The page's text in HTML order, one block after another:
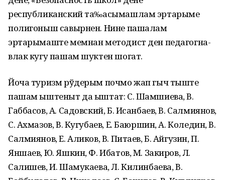
республиканский та‰асымашлам эртарыме
полигоныш савырнен. Нине пашалам
эртарымаште мемнан методист ден педагогна-
влак кугу пашам шуктен шогат.
Йоча туризм рўдерым почмо жап гыч тыште
пашам ыштеныт да ыштат: С. Шамшиева, В.
Габбасов, А. Садовский, Б. Исанбаев, В. Салмиянов,
С. Ахмазов, В. Кугубаев, Е. Баюршин, А. Коледин, В.
Салмиянов, Е. Аликов, В. Питаев, Б. Айгузин, П.
Яншаев, Ю. Яшкин, Ф. Ибатов, М. Закиров, Л.
Салишев, И. Шамукаева, Л. Килинбаева, В.